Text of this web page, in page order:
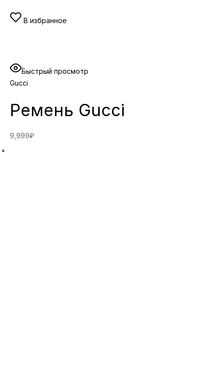
В избранное
Быстрый просмотр
Gucci
Ремень Gucci
9,999₽